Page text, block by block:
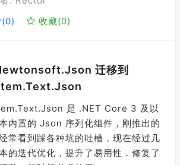
0) 收藏(0)
迁移到
是 .NET Core 3 及以
内置的 Json 序列化组件，刚推出的
常看到踩各种坑的吐槽，现在经过几
的迭代优化，提升了易用性，修复了